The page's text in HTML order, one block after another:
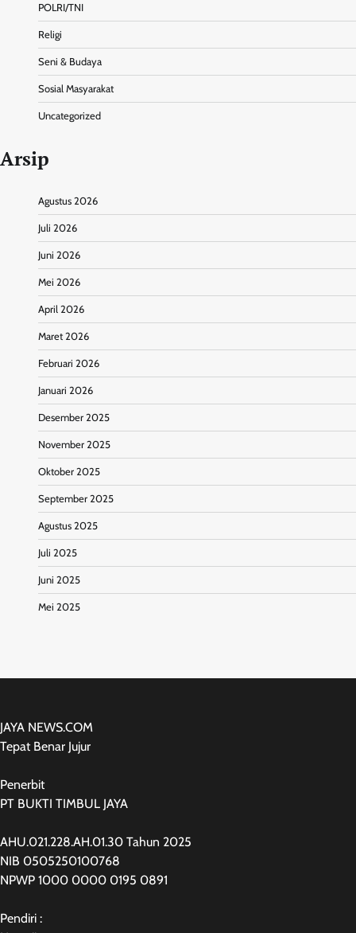
POLRI/TNI
Religi
Seni & Budaya
Sosial Masyarakat
Uncategorized
Arsip
Agustus 2026
Juli 2026
Juni 2026
Mei 2026
April 2026
Maret 2026
Februari 2026
Januari 2026
Desember 2025
November 2025
Oktober 2025
September 2025
Agustus 2025
Juli 2025
Juni 2025
Mei 2025
JAYA NEWS.COM
Tepat Benar Jujur
Penerbit
PT BUKTI TIMBUL JAYA
AHU.021.228.AH.01.30 Tahun 2025
NIB 0505250100768
NPWP 1000 0000 0195 0891
Pendiri :